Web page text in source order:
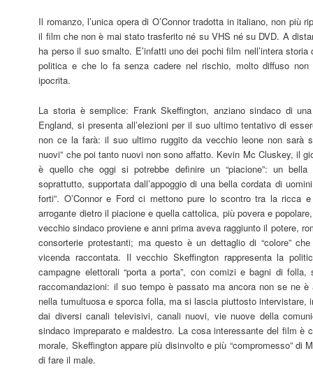
Il romanzo, l’unica opera di O’Connor tradotta in italiano, non più
il film che non è mai stato trasferito né su VHS né su DVD. A
ha perso il suo smalto. E’infatti uno dei pochi film nell’intera
politica e che lo fa senza cadere nel rischio, molto diffuso
ipocrita.
La storia è semplice: Frank Skeffington, anziano sindaco di
England, si presenta all’elezioni per il suo ultimo tentativo di
non ce la farà: il suo ultimo ruggito da vecchio leone non sarà
nuovi” che poi tanto nuovi non sono affatto. Kevin Mc Cluskey, il
è quello che oggi si potrebbe definire un “piacione”: un
soprattutto, supportata dall’appoggio di una bella cordata di
forti”. O’Connor e Ford ci mettono pure lo scontro tra la ricca
arrogante dietro il piacione e quella cattolica, più povera e
vecchio sindaco proviene e anni prima aveva raggiunto il potere,
consorterie protestanti; ma questo è un dettaglio di “colore”
vicenda raccontata. Il vecchio Skeffington rappresenta la
campagne elettorali “porta a porta”, con comizi e bagni di
raccomandazioni: il suo tempo è passato ma ancora non se ne
nella tumultuosa e sporca folla, ma si lascia piuttosto intervistare,
dai diversi canali televisivi, canali nuovi, vie nuove della
sindaco impreparato e maldestro. La cosa interessante del film è
morale, Skeffington appare più disinvolto e più “compromesso” di
di fare il male.